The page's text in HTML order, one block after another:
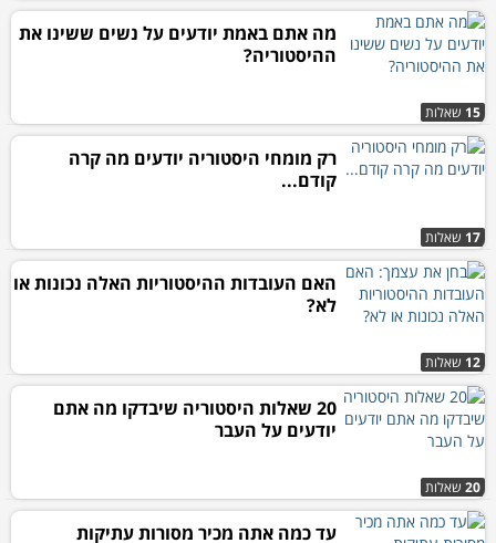
15 שאלות
מה אתם באמת יודעים על נשים ששינו את
ההיסטוריה?
17 שאלות
רק מומחי היסטוריה יודעים מה קרה
קודם...
12 שאלות
האם העובדות ההיסטוריות האלה נכונות או
לא?
20 שאלות
20 שאלות היסטוריה שיבדקו מה אתם
יודעים על העבר
עד כמה אתה מכיר מסורות עתיקות